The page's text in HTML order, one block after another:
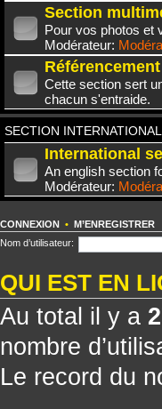
Section
Pour vos photos et
Modérateur:
Cette section sert
chacun s'entraide.
SECTION INTERNATIONAL
International
An english section
Modérateur:
CONNEXION • M’ENREGISTRER
Nom d’utilisateur:
QUI EST EN
Au total il y a
nombre
Le record du